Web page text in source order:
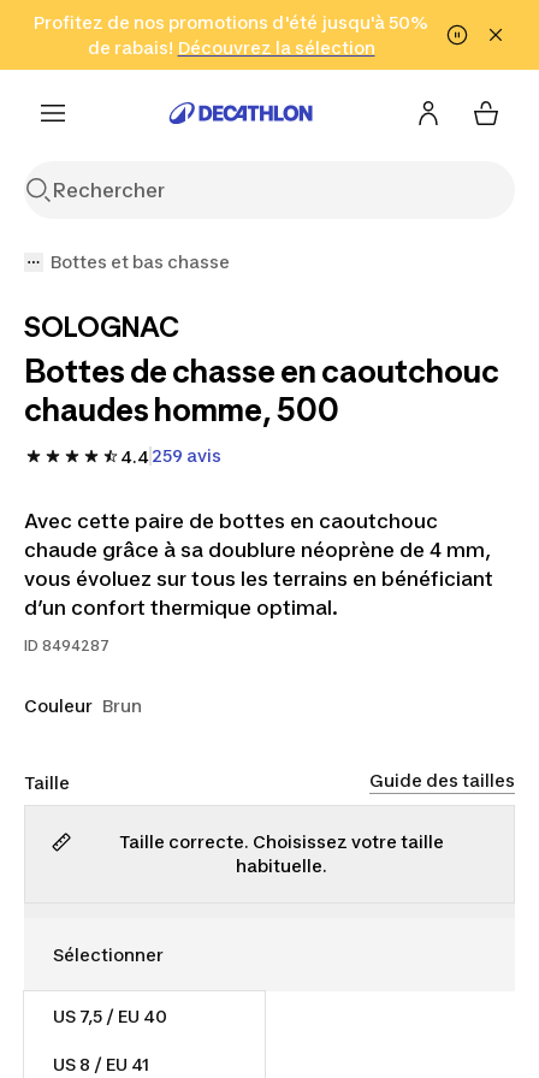
Aller à la recherche Aller au contenu Aller au pied de
Profitez de nos promotions d'été jusqu'à 50%
de rabais! Découvrez la sélection
Cliquez ici
en seulement 2 h!
(Zones sélectionnées)
Bottes et bas chasse
SOLOGNAC
Bottes de chasse en caoutchouc
chaudes homme, 500
4.4259 avis
Avec cette paire de bottes en caoutchouc
chaude grâce à sa doublure néoprène de 4 mm,
vous évoluez sur tous les terrains en bénéficiant
d’un confort thermique optimal.
ID 8494287
Couleur Brun
Taille Guide des tailles
Taille correcte. Choisissez votre taille
habituelle.
US 7,5 / EU 40
US 8 / EU 41